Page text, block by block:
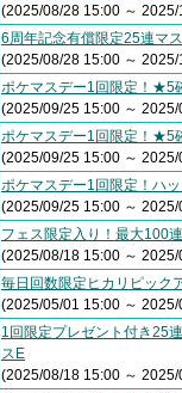
(2025/08/28 15:00 ～
6周年記念有償限定25連マ
(2025/08/28 15:00 ～
ポケマスデー1回限定！★5
(2025/09/25 15:00 ～
ポケマスデー1回限定！★5
(2025/09/25 15:00 ～
ポケマスデー1回限定！ハ
(2025/09/25 15:00 ～
フェス限定入り！最大100
(2025/08/18 15:00 ～
毎日回数限定ヒカリピック
(2025/05/01 15:00 ～
1回限定プレゼント付き25
スE
(2025/08/18 15:00 ～